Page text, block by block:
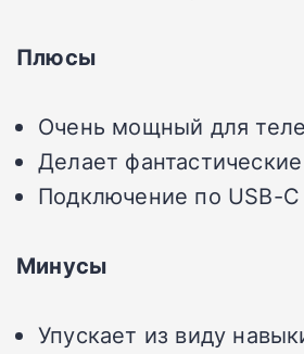
Плюсы
Очень мощный для
Делает
Подключение по USB-
Минусы
Упускает из виду